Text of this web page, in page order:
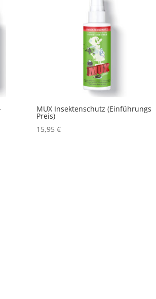
MUX Insektenschutz (Einführungs
Preis)
15,95 €